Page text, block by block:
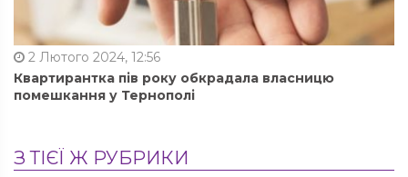
2 Лютого 2024, 12:56
Квартирантка пів року обкрадала власницю
помешкання у Тернополі
З ТІЄЇ Ж РУБРИКИ